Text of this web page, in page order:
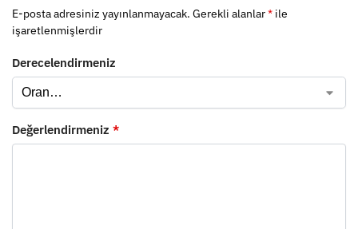
E-posta adresiniz yayınlanmayacak. Gerekli alanlar* ile
işaretlenmişlerdir
Derecelendirmeniz
Değerlendirmeniz *